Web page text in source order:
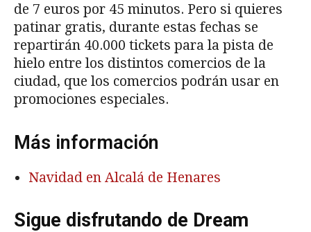
de 7 euros por 45 minutos. Pero si quieres
patinar gratis, durante estas fechas se
repartirán 40.000 tickets para la pista de
hielo entre los distintos comercios de la
ciudad, que los comercios podrán usar en
promociones especiales.
Más información
Navidad en Alcalá de Henares
Sigue disfrutando de Dream